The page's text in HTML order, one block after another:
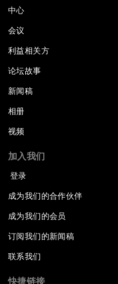
中心
会议
利益相关方
论坛故事
新闻稿
相册
视频
加入我们
登录
成为我们的合作伙伴
成为我们的会员
订阅我们的新闻稿
联系我们
快捷链接